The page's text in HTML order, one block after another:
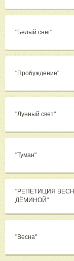
"Белый снег"
"Пробуждение"
"Лунный свет"
"Туман"
"РЕПЕТИЦИЯ
ДЁМИНОЙ"
"Весна"